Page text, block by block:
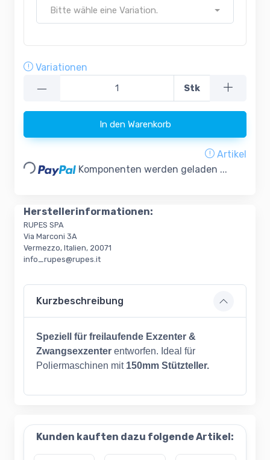
Bitte wähle eine Variation.
Variationen
— Stk
In den Warenkorb
Artikel
Loading... Komponenten werden geladen ...
Herstellerinformationen:
RUPES SPA
Via Marconi 3A
Vermezzo, Italien, 20071
info_rupes@rupes.it
Kurzbeschreibung
Speziell für freilaufende Exzenter &
Zwangsexzenter entworfen. Ideal für
Poliermaschinen mit 150mm Stützteller.
Kunden kauften dazu folgende Artikel: